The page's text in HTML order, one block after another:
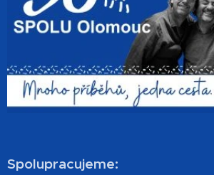
Spolupracujeme: